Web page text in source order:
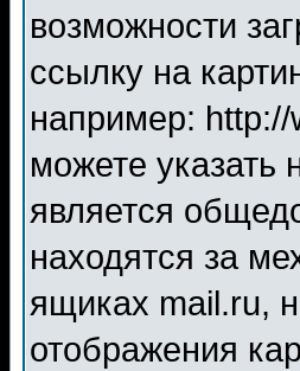
возможности
ссылку на
например:
можете указать
является
находятся за
ящиках mail.ru,
отображения